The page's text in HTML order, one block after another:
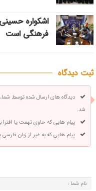
اشکواره
فرهنگی است
ثبت دیدگاه
دیدگاه های ارسال شده توسط
شد.
پیام هایی که حاوی تهمت یا
پیام هایی که به غیر از زبان